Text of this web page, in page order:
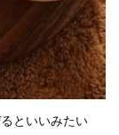
といいみたい